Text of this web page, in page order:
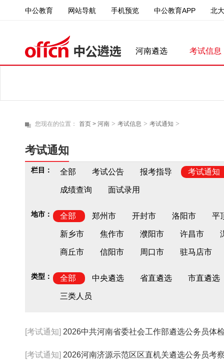
中公教育 网站导航 手机预览 中公教育APP 北
河南遴选 考试信息
您现在的位置： 首页 > 河南 > 考试信息 > 考试通知 >
考试通知
栏目： 全部 考试公告 报考指导 考试通知
成绩查询 面试录用
地市： 全部 郑州市 开封市 洛阳市 平
新乡市 焦作市 濮阳市 许昌市
商丘市 信阳市 周口市 驻马店市
类型： 全部 中央遴选 省直遴选 市直遴选
三类人员
[考试通知] 2026中共河南省委社会工作部遴选公务员体
[考试通知] 2026河南济源示范区区直机关遴选公务员考